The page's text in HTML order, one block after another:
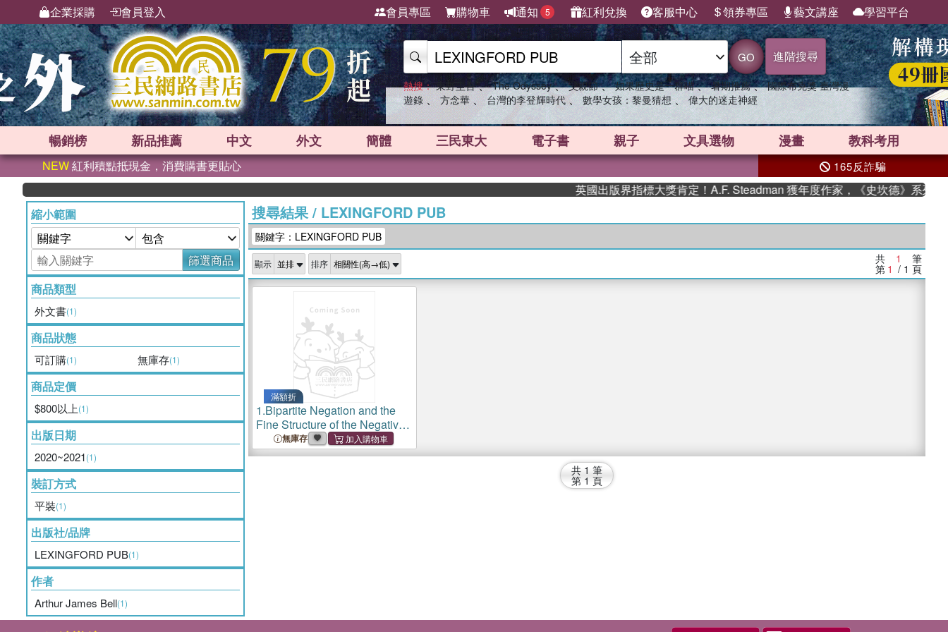
企業採購 會員登入 會員專區 購物車 通知 5 紅利兌換 客服中心 領券專區 藝文講座 學習平台
GO 進階搜尋
熱搜： 東野圭吾 、 The Odyssey 、 父親節 、 如果歷史是一群喵 、 暑期推薦 、 國際布克獎 臺灣漫
遊錄 、 方念華 、 台灣的李登輝時代 、 數學女孩：黎曼猜想 、 偉大的迷走神經
暢銷榜 新品推薦 中文 外文 簡體 三民東大 電子書 親子 文具選物 漫畫 教科考用
NEW紅利積點抵現金，消費購書更貼心 165反詐騙
英國出版界指標大獎肯定！A.F. Steadman 獲年度作家，《史坎德》系列帶你
縮小範圍
篩選商品
商品類型
外文書(1)
商品狀態
可訂購(1) 無庫存(1)
商品定價
$800以上(1)
出版日期
2020~2021(1)
裝訂方式
平裝(1)
出版社/品牌
LEXINGFORD PUB(1)
作者
Arthur James Bell(1)
搜尋結果/ LEXINGFORD PUB
關鍵字：LEXINGFORD PUB
顯示 排序 共 1 筆
第 1 / 1 頁
滿額折
1.Bipartite Negation and the
Fine Structure of the Negative
Phrase無庫存
共 1 筆
第 1 頁